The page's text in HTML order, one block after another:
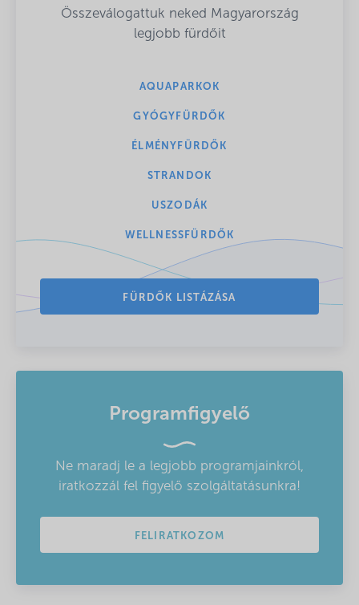
Összeválogattuk neked Magyarország
legjobb fürdőit
AQUAPARKOK
GYÓGYFÜRDŐK
ÉLMÉNYFÜRDŐK
STRANDOK
USZODÁK
WELLNESSFÜRDŐK
FÜRDŐK LISTÁZÁSA
Programfigyelő
Ne maradj le a legjobb programjainkról,
iratkozzál fel figyelő szolgáltatásunkra!
FELIRATKOZOM